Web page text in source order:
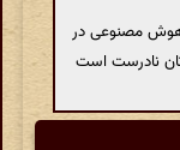
هوش مصنوعی در
نادرست است